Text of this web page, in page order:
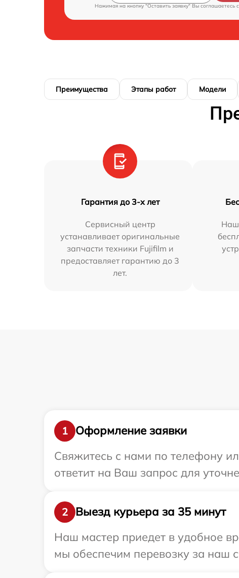
Нажимая на кнопку "Оставить заявку" Вы соглашаетесь c
Преимущества Этапы работ Модели
Гарантия до 3-х лет
Сервисный центр
устанавливает оригинальные
запчасти техники Fujifilm и
предоставляет гарантию до 3
лет.
Наш
1
Оформление заявки
Свяжитесь с нами по телефону
ответит на Ваш запрос для
2
Выезд курьера за 35 минут
Наш мастер приедет в удобное
мы обеспечим перевозку за наш